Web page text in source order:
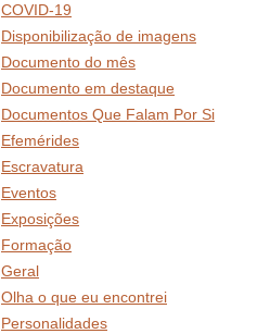
COVID-19
Disponibilização de imagens
Documento do mês
Documento em destaque
Documentos Que Falam Por Si
Efemérides
Escravatura
Eventos
Exposições
Formação
Geral
Olha o que eu encontrei
Personalidades